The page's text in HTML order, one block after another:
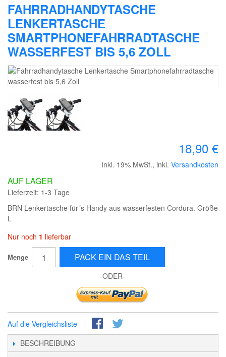
FAHRRADHANDYTASCHE
LENKERTASCHE
SMARTPHONEFAHRRADTASCHE
WASSERFEST BIS 5,6 ZOLL
18,90 €
Inkl. 19% MwSt., inkl. Versandkosten
AUF LAGER
Lieferzeit: 1-3 Tage
BRN Lenkertasche für´s Handy aus wasserfesten Cordura. Größe
L
Nur noch 1 lieferbar
Menge PACK EIN DAS TEIL
-ODER-
Auf die Vergleichsliste
BESCHREIBUNG